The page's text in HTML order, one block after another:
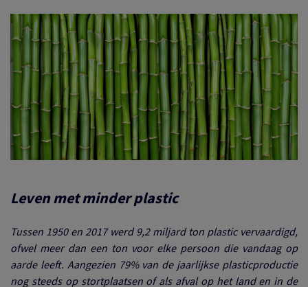
Leven met minder plastic
Tussen 1950 en 2017 werd 9,2 miljard ton plastic vervaardigd,
ofwel meer dan een ton voor elke persoon die vandaag op
aarde leeft. Aangezien 79% van de jaarlijkse plasticproductie
nog steeds op stortplaatsen of als afval op het land en in de